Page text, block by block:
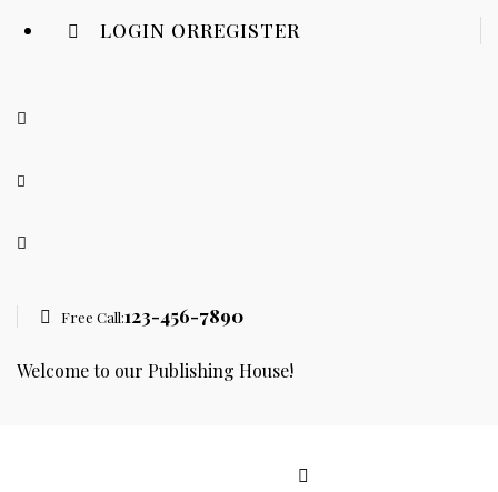
Welcome to our Publishing House!
LOGIN ORREGISTER
Free Call:123-456-7890